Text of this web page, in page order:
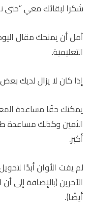
شكرا لبقائك معي “حتى
آمل أن يمنحك مقال
التعليمية.
إذا كان لا يزال لديك
يمكنك حقًا مساعدة
الثمين وكذلك مساعدة
أكبر.
لم يفت الأوان أبدًا
الآخرين (بالإضافة إلى
أيضًا).